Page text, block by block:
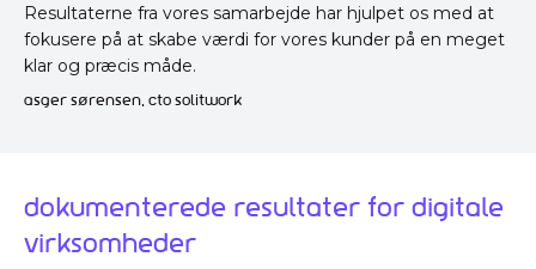
Resultaterne fra vores samarbejde har hjulpet os med at
fokusere på at skabe værdi for vores kunder på en meget
klar og præcis måde.
asger sørensen, cto solitwork
Dokumenterede resultater for digitale
virksomheder